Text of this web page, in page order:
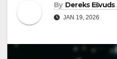
By Dereks Ešvuds
JAN 19, 2026